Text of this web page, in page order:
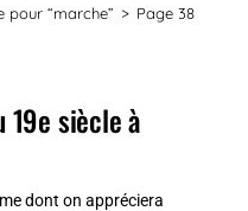
pour“marche” > Page 38
19e siècle à
dont on appréciera